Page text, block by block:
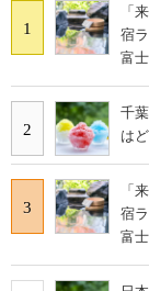
1
「
宿
富
2
千
は
3
「
宿
富